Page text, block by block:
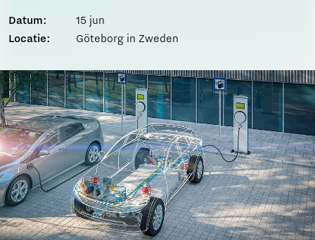
Datum:
15 jun
Locatie:
Göteborg in Zweden